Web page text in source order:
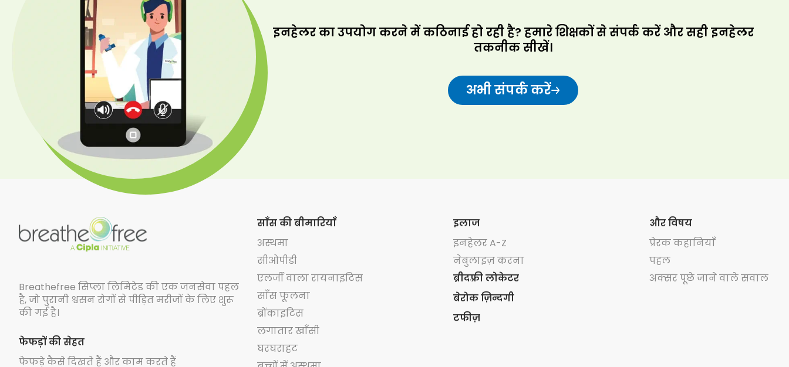
इनहेलर का उपयोग करने में कठिनाई हो रही है? हमारे शिक्षकों से संपर्क करें और सही इनहेलर
तकनीक सीखें।
अभी संपर्क करें
Breathefree सिप्ला लिमिटेड की एक जनसेवा पहल
है, जो पुरानी श्वसन रोगों से पीड़ित मरीजों के लिए शुरू
की गई है।
फेफड़ों की सेहत
फेफड़े कैसे दिखते हैं और काम करते हैं
साँस की बीमारियाँ
अस्थमा
सीओपीडी
एलर्जी वाला रायनाइटिस
साँस फूलना
ब्रोंकाइटिस
लगातार खाँसी
घरघराहट
इलाज
इनहेलर A-Z
नेबुलाइज़ करना
ब्रीदफ़्री लोकेटर
बेरोक ज़िन्दगी
टफीज़
और विषय
प्रेरक कहानियाँ
पहल
अक्सर पूछे जाने वाले सवाल